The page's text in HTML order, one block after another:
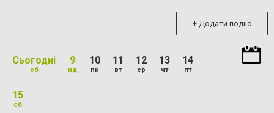
+ Додати подію
Сьогодні
сб
9
нд
10
пн
11
вт
12
ср
13
чт
14
пт
15
сб